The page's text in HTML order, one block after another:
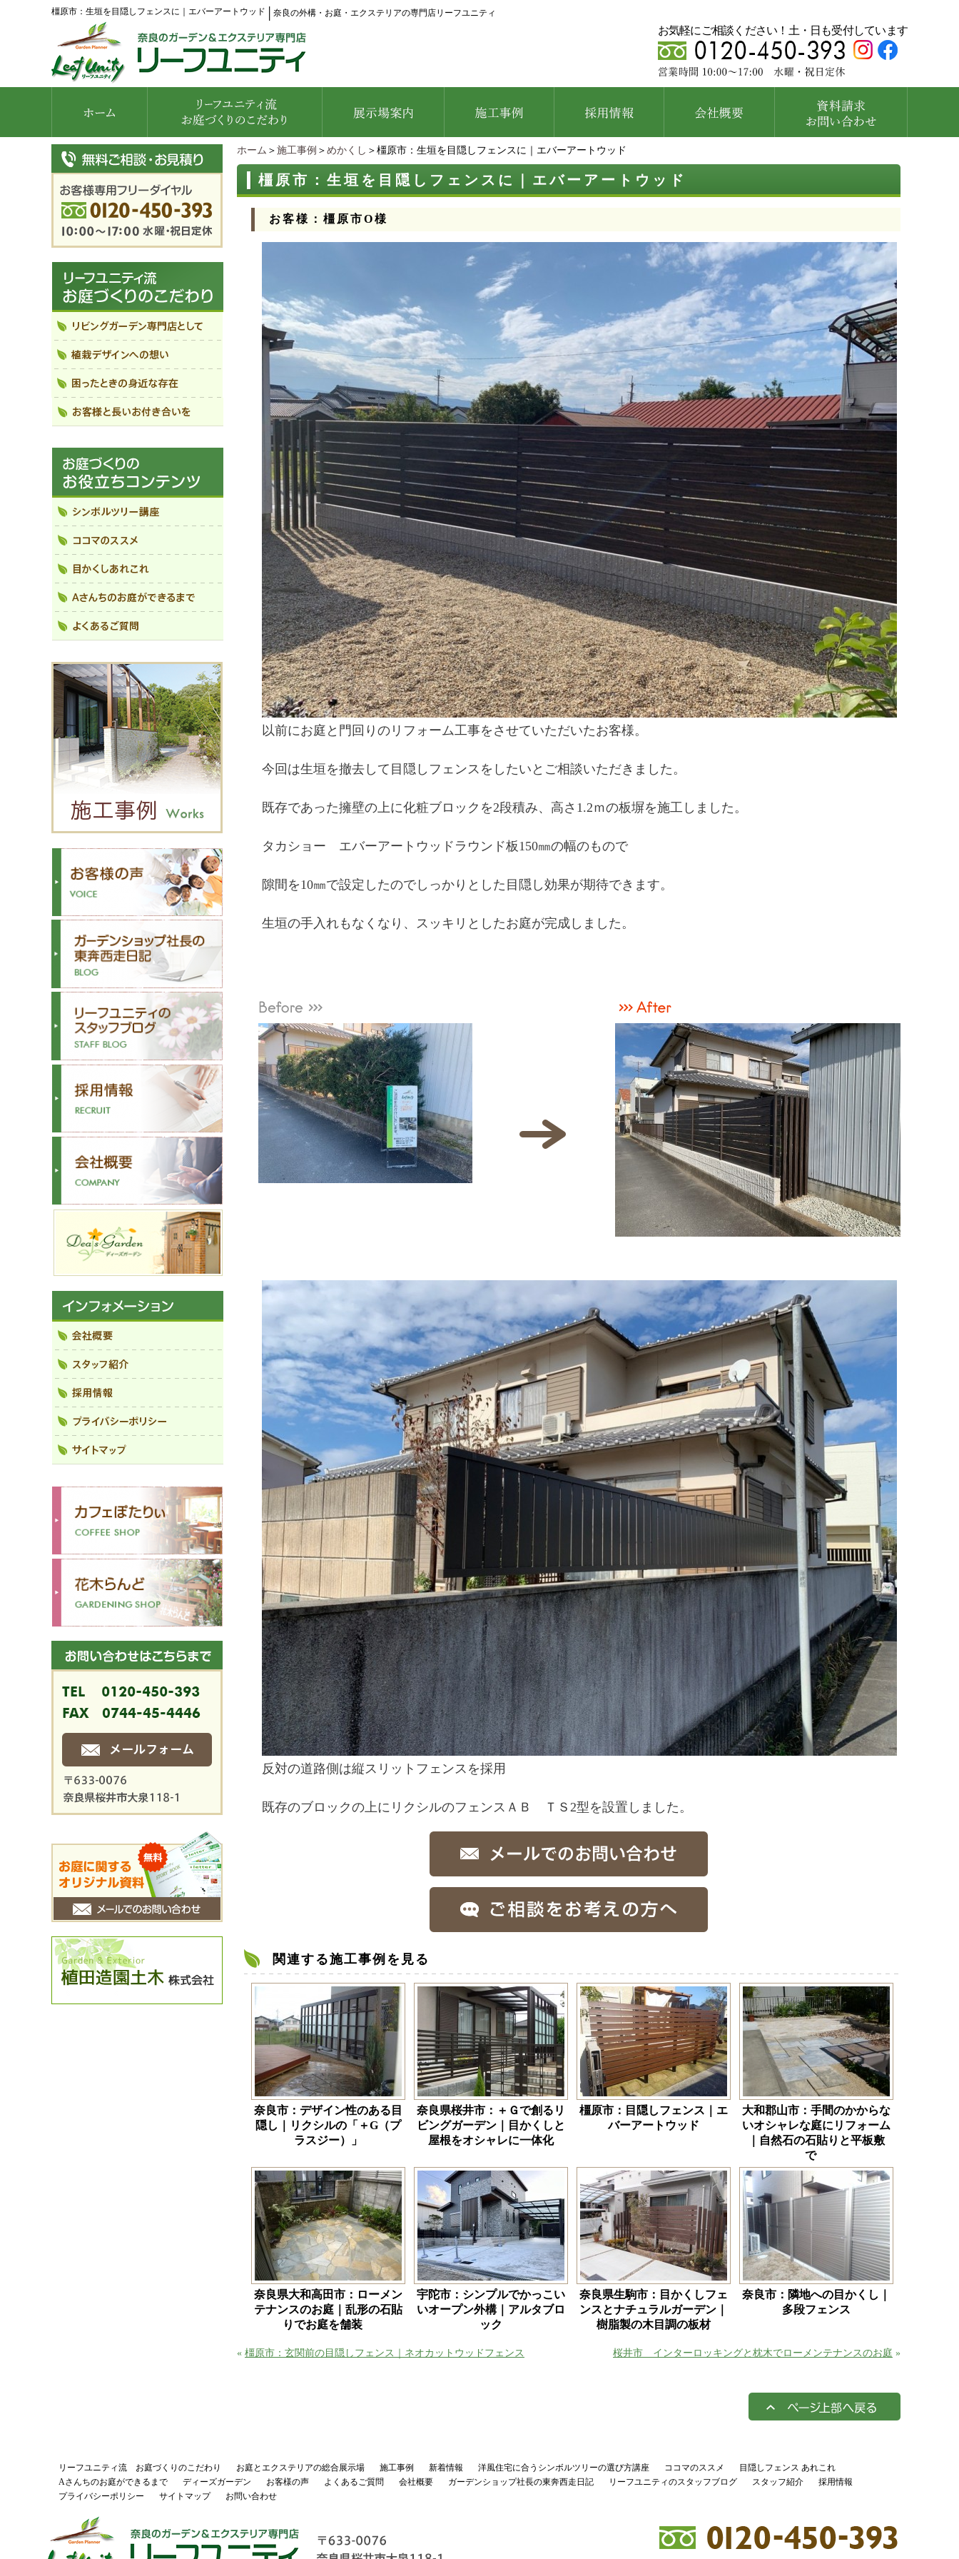
橿原市：生垣を目隠しフェンスに｜エバーアートウッド 奈良の外構・お庭・エクステリアの専門店リーフユニティ
お気軽にご相談ください！土・日も受付しています
ホーム ＞ 施工事例 ＞ めかくし ＞橿原市：生垣を目隠しフェンスに｜エバーアートウッド
橿原市：生垣を目隠しフェンスに｜エバーアートウッド
お客様：橿原市O様
以前にお庭と門回りのリフォーム工事をさせていただいたお客様。
今回は生垣を撤去して目隠しフェンスをしたいとご相談いただきました。
既存であった擁壁の上に化粧ブロックを2段積み、高さ1.2ｍの板塀を施工しました。
タカショー エバーアートウッドラウンド板150㎜の幅のもので
隙間を10㎜で設定したのでしっかりとした目隠し効果が期待できます。
生垣の手入れもなくなり、スッキリとしたお庭が完成しました。
反対の道路側は縦スリットフェンスを採用
既存のブロックの上にリクシルのフェンスＡＢ ＴＳ2型を設置しました。
関連する施工事例を見る
奈良市：デザイン性のある目
隠し｜リクシルの「＋G（プ
ラスジー）」
奈良県桜井市：＋Ｇで創るリ
ビングガーデン｜目かくしと
屋根をオシャレに一体化
橿原市：目隠しフェンス｜エ
バーアートウッド
大和郡山市：手間のかからな
いオシャレな庭にリフォーム
｜自然石の石貼りと平板敷
で
奈良県大和高田市：ローメン
テナンスのお庭｜乱形の石貼
りでお庭を舗装
宇陀市：シンプルでかっこい
いオープン外構｜アルタブロ
ック
奈良県生駒市：目かくしフェ
ンスとナチュラルガーデン｜
樹脂製の木目調の板材
奈良市：隣地への目かくし｜
多段フェンス
« 橿原市：玄関前の目隠しフェンス｜ネオカットウッドフェンス 桜井市 インターロッキングと枕木でローメンテナンスのお庭 »
リーフユニティ流 お庭づくりのこだわり お庭とエクステリアの総合展示場 施工事例 新着情報 洋風住宅に合うシンボルツリーの選び方講座 ココマのススメ
目隠しフェンス あれこれ
Aさんちのお庭ができるまで
ディーズガーデン お客様の声 よくあるご質問 会社概要 ガーデンショップ社長の東奔西走日記 リーフユニティのスタッフブログ スタッフ紹介
採用情報
プライバシーポリシー
サイトマップ お問い合わせ